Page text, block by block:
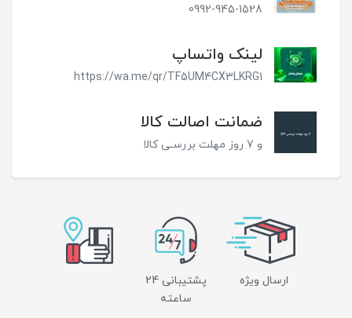
0992-945-1528
لینک واتساپ
https://wa.me/qr/TF5UM4CX3LKRG1
ضمانت اصالت کالا
و 7 روز مهلت بررسـی کالا
ارسال ویژه
پشتیبانی 24
ساعته